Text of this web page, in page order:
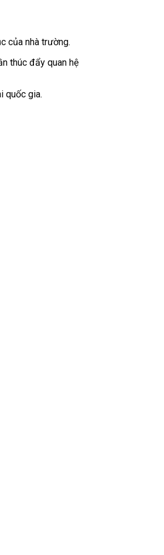
của nhà trường.
thúc đẩy quan hệ
quốc gia.